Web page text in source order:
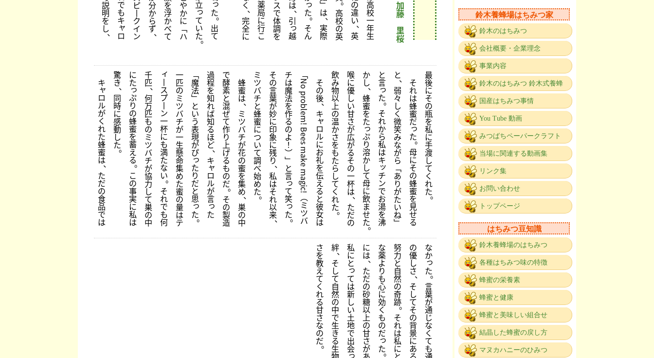
加
藤
里
桜
高
校
一
年
生
の
違
い、
英
高
校
の
英
﹂
は、
実
際
っ
た。
そ
ん
は、
引
っ
越
ス
で
体
調
を
薬
局
に
行
こ
く、
完
全
に
っ
た。
出
て
立
っ
て
い
た。
や
か
に
﹁
ハ
を
浮
か
べ
て
分
か
ら
ず、
ピ
丨
ク
イ
ン
で
も
キ
ャ
ロ
説
明
を
し、
最
後
に
そ
の
瓶
を
私
に
手
渡
し
て
く
れ
た。
そ
れ
は
蜂
蜜
だ
っ
た。
母
に
そ
の
蜂
蜜
を
見
せ
る
と、
弱
々
し
く
微
笑
み
な
が
ら
﹁
あ
り
が
た
い
ね
﹂
と
言
っ
た。
そ
れ
か
ら
私
は
キ
ッ
チ
ン
で
お
湯
を
沸
か
し、
蜂
蜜
を
た
っ
ぷ
り
溶
か
し
て
母
に
飲
ま
せ
た。
喉
に
優
し
い
甘
さ
が
広
が
る
そ
の
一
杯
は、
た
だ
の
飲
み
物
以
上
の
温
か
さ
を
も
た
ら
し
て
く
れ
た。
そ
の
後
、
キ
ャ
ロ
ル
に
お
礼
を
伝
え
る
と
彼
女
は
﹁
No
problem!
Bees
make
magic!
︵
ミ
ツ
バ
チ
は
魔
法
を
作
る
の
よ
！
︶
﹂
と
言
っ
て
笑
っ
た。
そ
の
言
葉
が
妙
に
印
象
に
残
り
、
私
は
そ
れ
以
来
、
ミ
ツ
バ
チ
と
蜂
蜜
に
つ
い
て
調
べ
始
め
た。
蜂
蜜
は、
ミ
ツ
バ
チ
が
花
の
蜜
を
集
め
、
巣
の
中
で
酵
素
と
混
ぜ
て
作
り
上
げ
る
も
の
だ。
そ
の
製
造
過
程
を
知
れ
ば
知
る
ほ
ど
、
キ
ャ
ロ
ル
が
言
っ
た
﹁
魔
法
﹂
と
い
う
表
現
が
ぴ
っ
た
り
だ
と
思
っ
た。
一
匹
の
ミ
ツ
バ
チ
が
一
生
懸
命
集
め
た
蜜
の
量
は
テ
ィ
丨
ス
プ
丨
ン
一
杯
に
も
満
た
な
い。
そ
れ
で
も
何
千
匹、
何
万
匹
も
の
ミ
ツ
バ
チ
が
協
力
し
て
巣
の
中
に
た
っ
ぷ
り
の
蜂
蜜
を
蓄
え
る。
こ
の
事
実
に
私
は
驚
き、
同
時
に
感
動
し
た。
キ
ャ
ロ
ル
が
く
れ
た
蜂
蜜
は、
た
だ
の
食
品
で
は
な
か
っ
た。
言
葉
が
通
じ
な
く
て
も
の
優
し
さ、
そ
し
て
そ
の
背
景
に
あ
努
力
と
自
然
の
奇
跡。
そ
れ
は
私
に
な
薬
よ
り
も
心
に
効
く
も
の
だ
っ
た。
に
は、
た
だ
の
砂
糖
以
上
の
甘
さ
が
私
に
と
っ
て
は
新
し
い
土
地
で
出
会
っ
絆
、
そ
し
て
自
然
の
中
で
生
き
る
生
さ
を
教
え
て
く
れ
る
甘
さ
な
の
だ。
鈴木養蜂場はちみつ家
鈴木のはちみつ
会社概要・企業理念
事業内容
鈴木のはちみつ 鈴木式養蜂
国産はちみつ事情
You Tube 動画
みつばちペーパークラフト
当場に関連する動画集
リンク集
お問い合わせ
トップページ
はちみつ豆知識
鈴木養蜂場のはちみつ
各種はちみつ味の特徴
蜂蜜の栄養素
蜂蜜と健康
蜂蜜と美味しい組合せ
結晶した蜂蜜の戻し方
マヌカハニーのひみつ